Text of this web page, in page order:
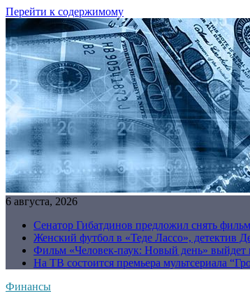
Перейти к содержимому
6 августа, 2026
Сенатор Гибатдинов предложил снять
Женский футбол в «Теде Лассо», детектив
Фильм «Человек-паук: Новый день» выйдет
На ТВ состоится премьера мультсериала
Финансы